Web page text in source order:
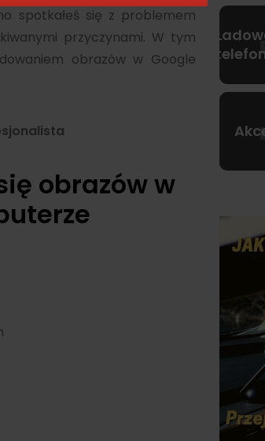
spotkałeś się z problemem
przyczynami. W tym
obrazów w Google
obrazów w